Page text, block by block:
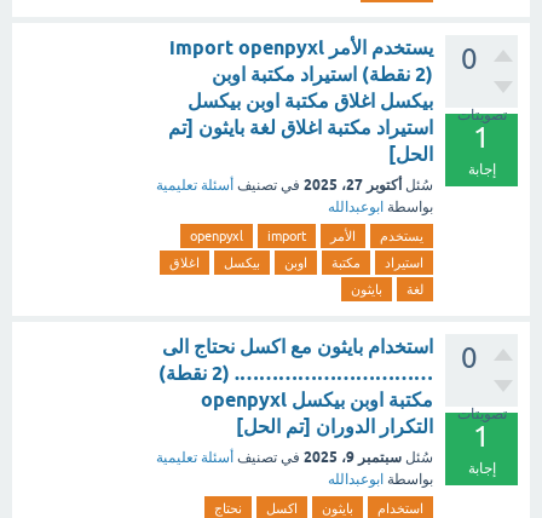
0
تصويتات
1
إجابة
يستخدم الأمر import openpyxl
(2 نقطة) استيراد مكتبة اوبن
بيكسل اغلاق مكتبة اوبن بيكسل
استيراد مكتبة اغلاق لغة بايثون [تم
الحل]
سُئل أكتوبر 27، 2025 في تصنيف أسئلة تعليمية
بواسطة ابوعبدالله
يستخدم الأمر import
openpyxl
استيراد
مكتبة اوبن بيكسل
اغلاق
لغة
بايثون
0
تصويتات
1
إجابة
استخدام بايثون مع اكسل نحتاج الى
…………………………. (2 نقطة)
مكتبة اوبن بيكسل openpyxl
التكرار الدوران [تم الحل]
سُئل سبتمبر 9، 2025 في تصنيف أسئلة تعليمية
بواسطة ابوعبدالله
استخدام بايثون اكسل
نحتاج